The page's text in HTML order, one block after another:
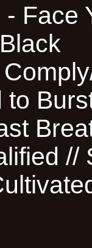
Face
to
//